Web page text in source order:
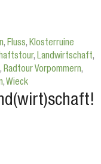
, Fluss, Klosterruine
, Landwirtschaft,
, Radtour Vorpommern,
,Wieck